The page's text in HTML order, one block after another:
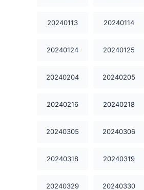
20240113 20240114
20240124 20240125
20240204 20240205
20240216 20240218
20240305 20240306
20240318 20240319
20240329 20240330